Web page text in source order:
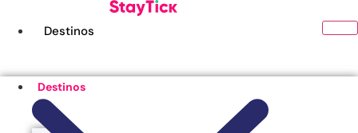
Destinos
Destinos